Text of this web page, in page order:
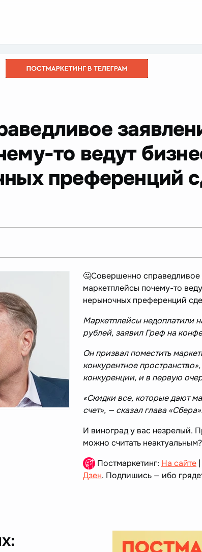
то ведут
преференций
🤔Совершенно справедливое
маркетплейсы почему-то
нерыночных преференций
Маркетплейсы недоплатили
рублей, заявил Греф на
Он призвал поместить
конкурентное
конкуренции, и в первую
«Скидки все, которые дают
счет», — сказал глава
И виноград у вас незрелый.
можно считать неактуальным?
Постмаркетинг: На сайте |
Дзен. Подпишись — ибо